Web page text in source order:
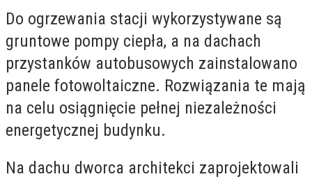
Do ogrzewania stacji wykorzystywane są
gruntowe pompy ciepła, a na dachach
przystanków autobusowych zainstalowano
panele fotowoltaiczne. Rozwiązania te mają
na celu osiągnięcie pełnej niezależności
energetycznej budynku.
Na dachu dworca architekci zaprojektowali